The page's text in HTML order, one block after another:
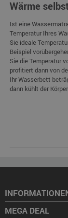
Wärme
Ist eine
Temperatur Ihres
Sie ideale
Beispiel
Sie die Temperatur
profitiert dann von
Ihr Wasserbett
dann kühlt der
MEGA DEAL